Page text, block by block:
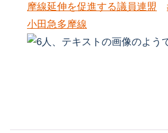
摩線延伸を促進する議員連盟
小田急多摩線